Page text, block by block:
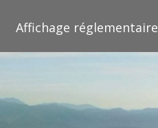
Affichage réglementaire